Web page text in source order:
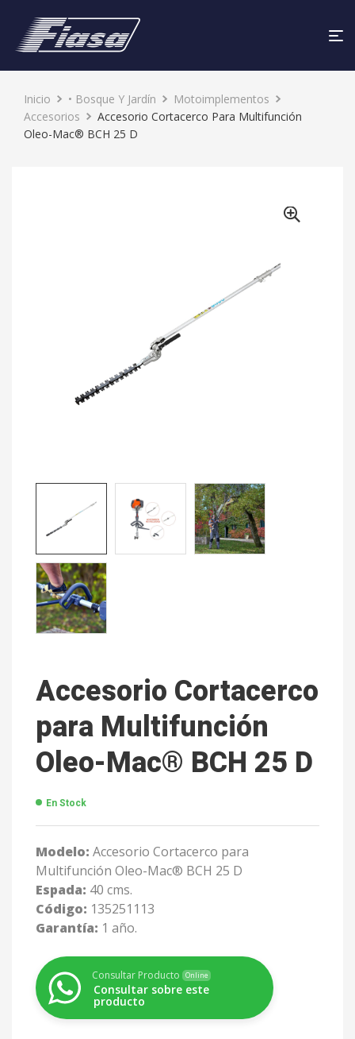
Inicio • Bosque Y Jardín
Motoimplementos
Accesorios
Accesorio Cortacerco Para Multifunción
Oleo-Mac® BCH 25 D
Accesorio Cortacerco
para Multifunción
Oleo-Mac® BCH 25 D
En Stock
Modelo: Accesorio Cortacerco para
Multifunción Oleo-Mac® BCH 25 D
Espada: 40 cms.
Código: 135251113
Garantía: 1 año.
Consultar Producto Online
Consultar sobre este
producto